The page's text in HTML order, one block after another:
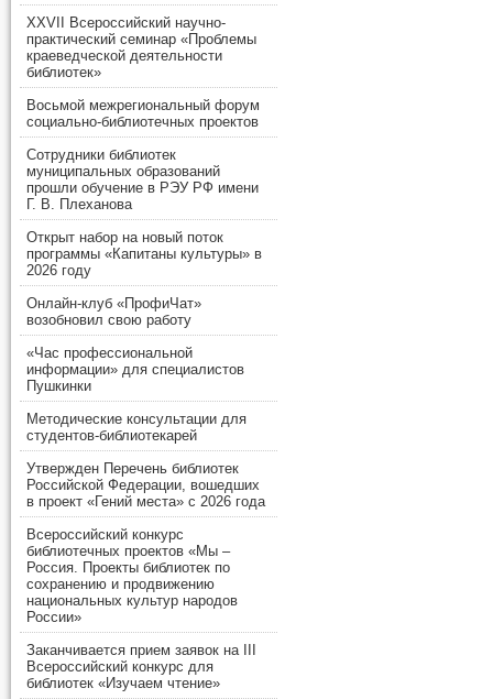
XXVII Всероссийский научно-
практический семинар «Проблемы
краеведческой деятельности
библиотек»
Восьмой межрегиональный форум
социально-библиотечных проектов
Сотрудники библиотек
муниципальных образований
прошли обучение в РЭУ РФ имени
Г. В. Плеханова
Открыт набор на новый поток
программы «Капитаны культуры» в
2026 году
Онлайн-клуб «ПрофиЧат»
возобновил свою работу
«Час профессиональной
информации» для специалистов
Пушкинки
Методические консультации для
студентов-библиотекарей
Утвержден Перечень библиотек
Российской Федерации, вошедших
в проект «Гений места» с 2026 года
Всероссийский конкурс
библиотечных проектов «Мы –
Россия. Проекты библиотек по
сохранению и продвижению
национальных культур народов
России»
Заканчивается прием заявок на III
Всероссийский конкурс для
библиотек «Изучаем чтение»